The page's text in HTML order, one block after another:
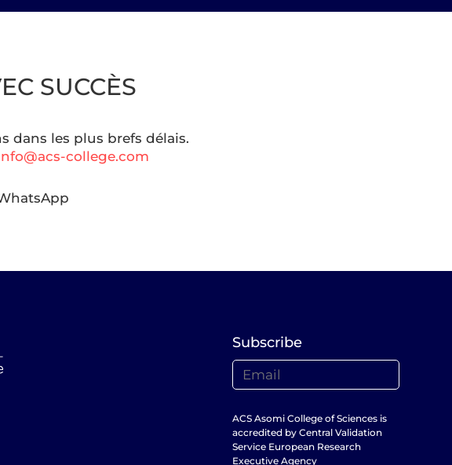
SUCCÈS
dans les plus brefs délais.
college.com
Subscribe
ACS Asomi College of Sciences is
accredited by Central Validation
Service European Research
Executive Agency